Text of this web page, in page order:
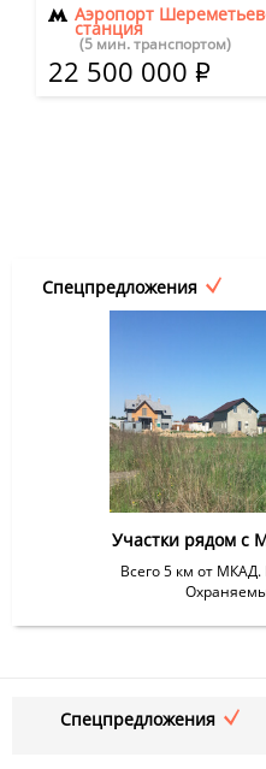
Аэропорт
станция
(5 мин. транспортом)
22 500 000 Р
Спецпредложения
Участки рядом с
Всего 5 км от
Спецпредложения